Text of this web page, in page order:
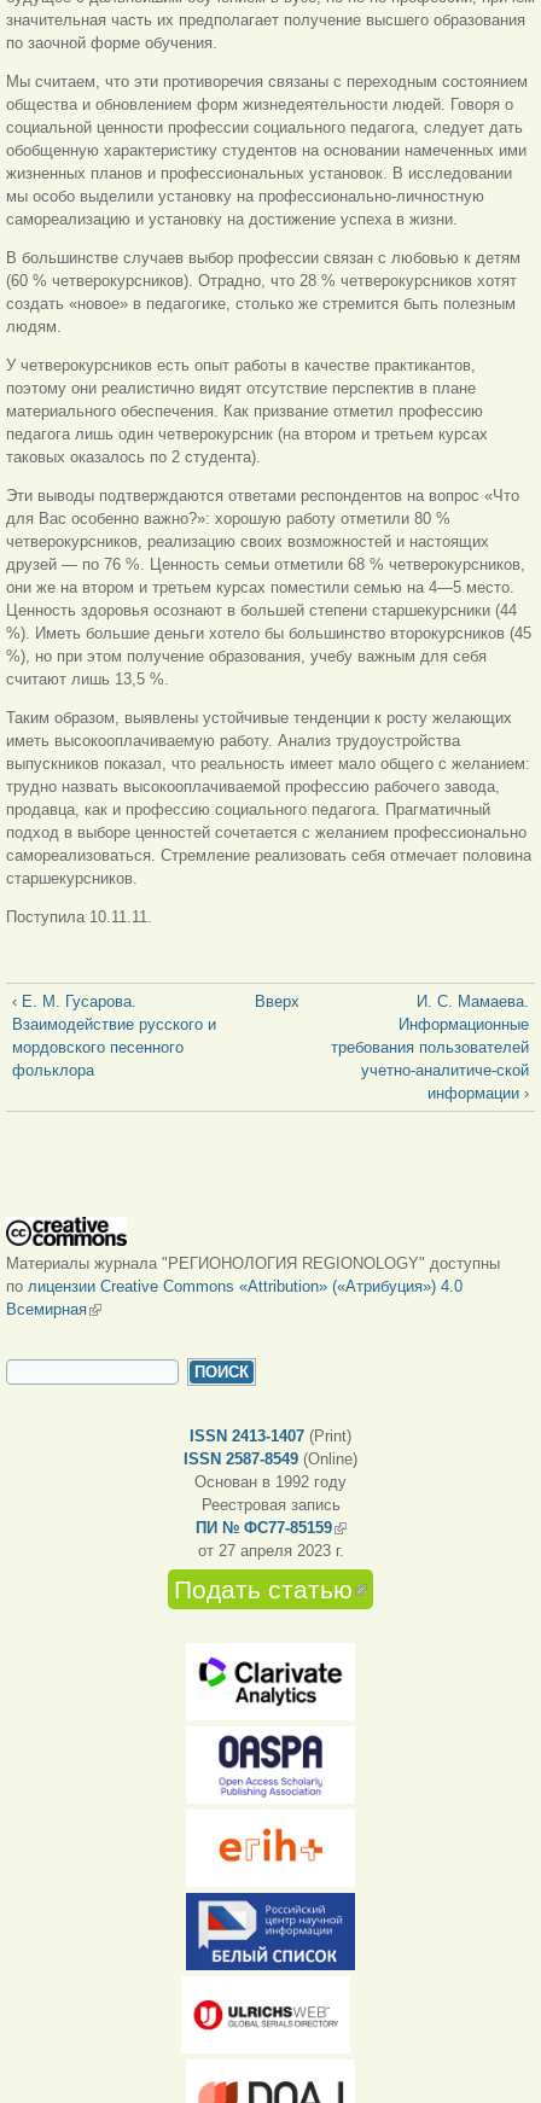
значительная часть их предполагает получение высшего образования
по заочной форме обучения.
Мы считаем, что эти противоречия связаны с переходным состоянием
общества и обновлением форм жизнедеятельности людей. Говоря о
социальной ценности профессии социального педагога, следует дать
обобщенную характеристику студентов на основании намеченных ими
жизненных планов и профессиональных установок. В исследовании
мы особо выделили установку на профессионально-личностную
самореализацию и установку на достижение успеха в жизни.
В большинстве случаев выбор профессии связан с любовью к детям
(60 % четверокурсников). Отрадно, что 28 % четверокурсников хотят
создать «новое» в педагогике, столько же стремится быть полезным
людям.
У четверокурсников есть опыт работы в качестве практикантов,
поэтому они реалистично видят отсутствие перспектив в плане
материального обеспечения. Как призвание отметил профессию
педагога лишь один четверокурсник (на втором и третьем курсах
таковых оказалось по 2 студента).
Эти выводы подтверждаются ответами респондентов на вопрос «Что
для Вас особенно важно?»: хорошую работу отметили 80 %
четверокурсников, реализацию своих возможностей и настоящих
друзей — по 76 %. Ценность семьи отметили 68 % четверокурсников,
они же на втором и третьем курсах поместили семью на 4—5 место.
Ценность здоровья осознают в большей степени старшекурсники (44
%). Иметь большие деньги хотело бы большинство второкурсников (45
%), но при этом получение образования, учебу важным для себя
считают лишь 13,5 %.
Таким образом, выявлены устойчивые тенденции к росту желающих
иметь высокооплачиваемую работу. Анализ трудоустройства
выпускников показал, что реальность имеет мало общего с желанием:
трудно назвать высокооплачиваемой профессию рабочего завода,
продавца, как и профессию социального педагога. Прагматичный
подход в выборе ценностей сочетается с желанием профессионально
самореализоваться. Стремление реализовать себя отмечает половина
старшекурсников.
Поступила 10.11.11.
‹ Е. М. Гусарова.
Взаимодействие русского и
мордовского песенного
фольклора
Вверх
И. С. Мамаева.
Информационные
требования пользователей
учетно-аналитиче-ской
информации ›
Материалы журнала "РЕГИОНОЛОГИЯ REGIONOLOGY" доступны
по лицензии Creative Commons «Attribution» («Атрибуция») 4.0
Всемирная(внешняя ссылка)
ФОРМА ПОИСКА
ISSN 2413-1407 (Print)
ISSN 2587-8549 (Online)
Основан в 1992 году
Реестровая запись
ПИ № ФС77-85159(внешняя ссылка)
от 27 апреля 2023 г.
Подать статью